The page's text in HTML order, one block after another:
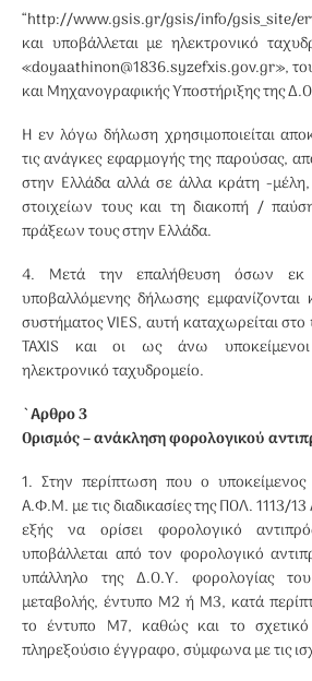
“http://www.gsis.gr/gsis/info/gsis_site/
και υποβάλλεται με ηλεκτρονικό
«doyaathinon@1836.syzefxis.gov.gr», του
και Μηχανογραφικής Υποστήριξης της
Η εν λόγω δήλωση χρησιμοποιείται
τις ανάγκες εφαρμογής της παρούσας,
στην Ελλάδα αλλά σε άλλα κράτη -
στοιχείων τους και τη διακοπή /
πράξεων τους στην Ελλάδα.
4. Μετά την επαλήθευση όσων εκ
υποβαλλόμενης δήλωσης
συστήματος VIES, αυτή καταχωρείται
TAXIS και οι ως άνω
ηλεκτρονικό ταχυδρομείο.
`Αρθρο 3
Ορισμός – ανάκληση φορολογικού
1. Στην περίπτωση που ο
Α.Φ.Μ. με τις διαδικασίες της ΠΟΛ. 1113/
εξής να ορίσει φορολογικό
υποβάλλεται από τον φορολογικό
υπάλληλο της Δ.Ο.Υ. φορολογίας
μεταβολής, έντυπο Μ2 ή Μ3, κατά
το έντυπο Μ7, καθώς και το
πληρεξούσιο έγγραφο, σύμφωνα με τις